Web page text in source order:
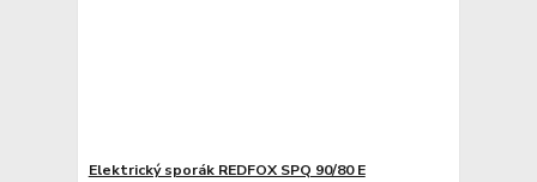
Elektrický sporák REDFOX SPQ 90/80 E